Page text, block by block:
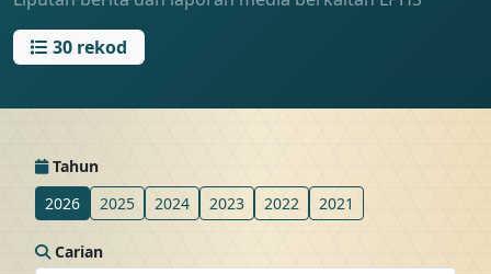
30 rekod
Tahun
2026
2025 2024 2023 2022 2021
Carian